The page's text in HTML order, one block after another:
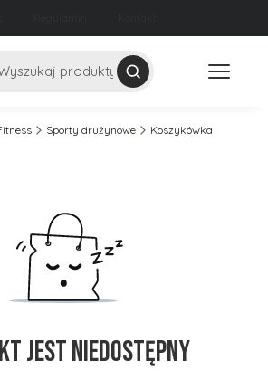
Sporty drużynowe Koszykówka
jest niedostępny